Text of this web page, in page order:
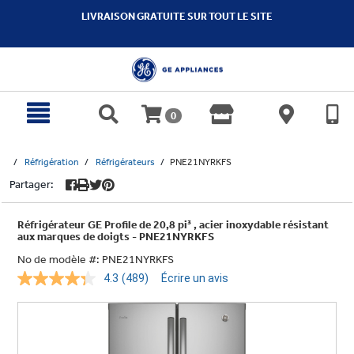
LIVRAISON GRATUITE SUR TOUT LE SITE
0
Réfrigération Réfrigérateurs PNE21NYRKFS
Partager:
Réfrigérateur GE Profile de 20,8 pi³ , acier inoxydable résistant
aux marques de doigts - PNE21NYRKFS
No de modèle #: PNE21NYRKFS
4.3 Lire
489
commentaires.
(489) Écrire un avis